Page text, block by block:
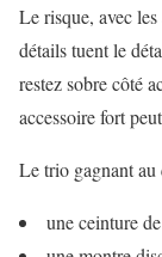
Le risque, avec
détails tuent le
restez sobre côté
accessoire fort
Le trio gagnant
une ceinture